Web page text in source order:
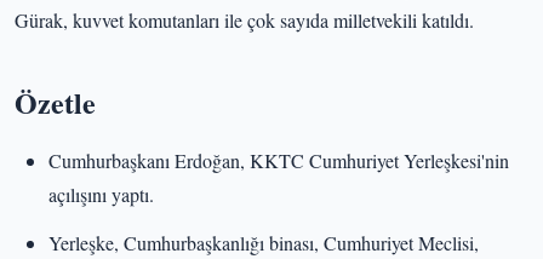
Gürak, kuvvet komutanları ile çok sayıda milletvekili katıldı.
Özetle
Cumhurbaşkanı Erdoğan, KKTC Cumhuriyet Yerleşkesi'nin
açılışını yaptı.
Yerleşke, Cumhurbaşkanlığı binası, Cumhuriyet Meclisi,